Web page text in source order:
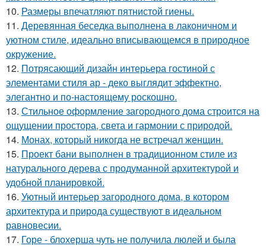
10. Размеры впечатляют пятнистой гиены.
11. Деревянная беседка выполнена в лаконичном и
уютном стиле, идеально вписывающемся в природное
окружение.
12. Потрясающий дизайн интерьера гостиной с
элементами стиля ар - деко выглядит эффектно,
элегантно и по-настоящему роскошно.
13. Стильное оформление загородного дома строится на
ощущении простора, света и гармонии с природой.
14. Монах, который никогда не встречал женщин.
15. Проект бани выполнен в традиционном стиле из
натурального дерева с продуманной архитектурой и
удобной планировкой.
16. Уютный интерьер загородного дома, в котором
архитектура и природа существуют в идеальном
равновесии.
17. Горе - блохерша чуть не получила люлей и была